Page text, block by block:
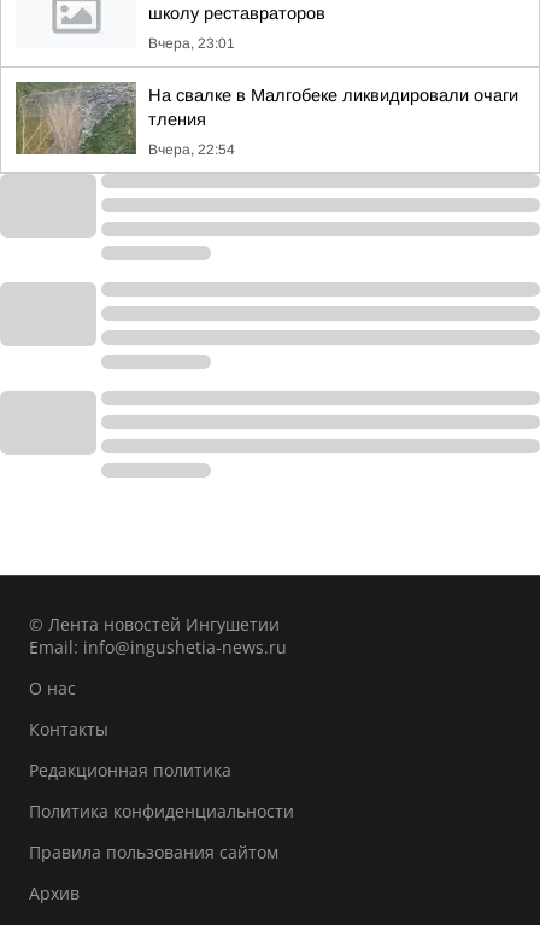
школу реставраторов
Вчера, 23:01
На свалке в Малгобеке ликвидировали очаги
тления
Вчера, 22:54
© Лента новостей Ингушетии
Email: info@ingushetia-news.ru
О нас
Контакты
Редакционная политика
Политика конфиденциальности
Правила пользования сайтом
Архив